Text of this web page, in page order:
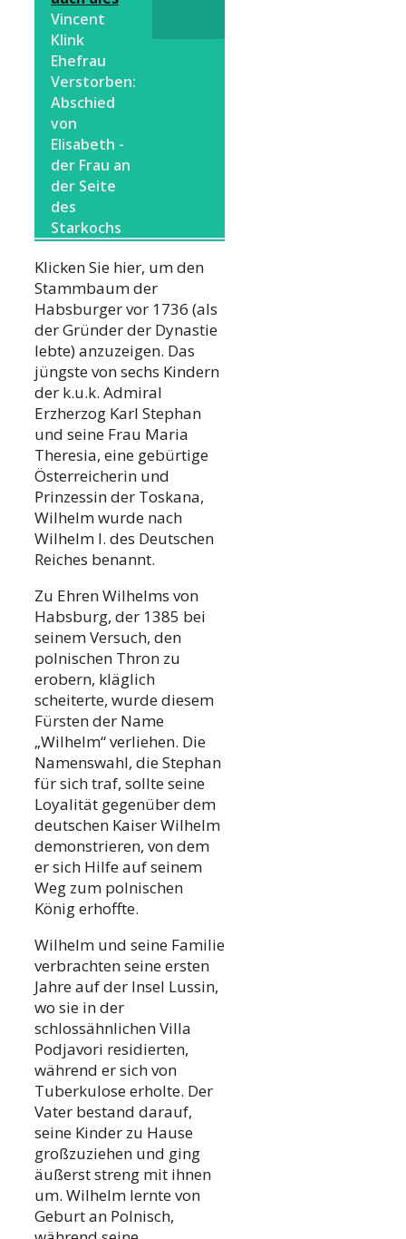
Vincent
Klink
Ehefrau
Verstorben:
Abschied
von
Elisabeth -
der Frau an
der Seite
des
Starkochs
Klicken Sie hier, um den
Stammbaum der
Habsburger vor 1736 (als
der Gründer der Dynastie
lebte) anzuzeigen. Das
jüngste von sechs Kindern
der k.u.k. Admiral
Erzherzog Karl Stephan
und seine Frau Maria
Theresia, eine gebürtige
Österreicherin und
Prinzessin der Toskana,
Wilhelm wurde nach
Wilhelm I. des Deutschen
Reiches benannt.
Zu Ehren Wilhelms von
Habsburg, der 1385 bei
seinem Versuch, den
polnischen Thron zu
erobern, kläglich
scheiterte, wurde diesem
Fürsten der Name
„Wilhelm“ verliehen. Die
Namenswahl, die Stephan
für sich traf, sollte seine
Loyalität gegenüber dem
deutschen Kaiser Wilhelm
demonstrieren, von dem
er sich Hilfe auf seinem
Weg zum polnischen
König erhoffte.
Wilhelm und seine Familie
verbrachten seine ersten
Jahre auf der Insel Lussin,
wo sie in der
schlossähnlichen Villa
Podjavori residierten,
während er sich von
Tuberkulose erholte. Der
Vater bestand darauf,
seine Kinder zu Hause
großzuziehen und ging
äußerst streng mit ihnen
um. Wilhelm lernte von
Geburt an Polnisch,